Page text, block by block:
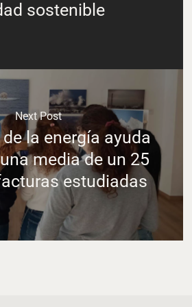
sostenible
Next Post
la energía ayuda
media de un 25
estudiadas